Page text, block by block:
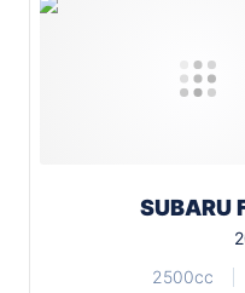
SUBARU
2500cc